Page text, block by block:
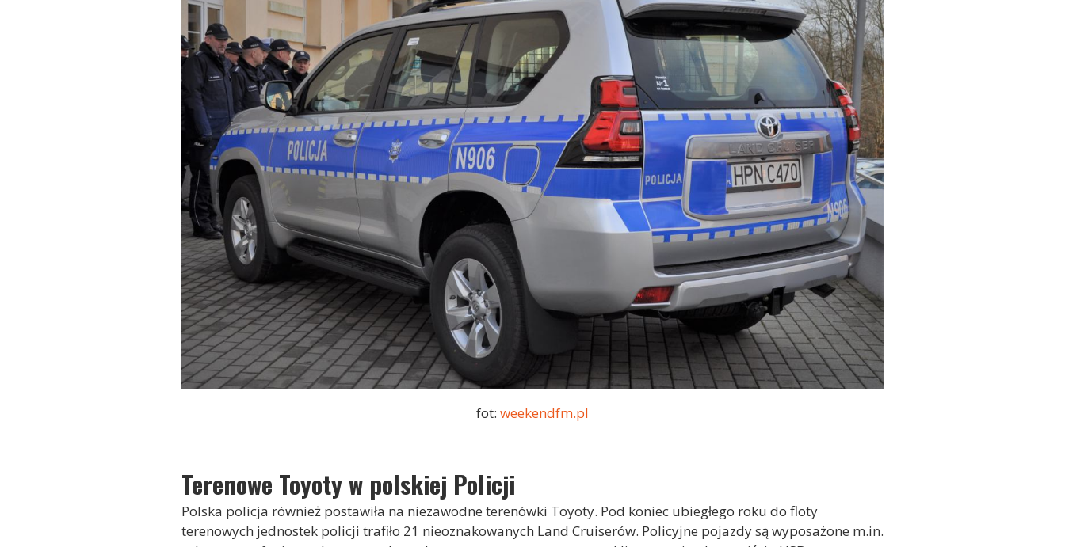
fot: weekendfm.pl
Terenowe Toyoty w polskiej Policji
Polska policja również postawiła na niezawodne terenówki Toyoty. Pod koniec ubiegłego roku do floty
terenowych jednostek policji trafiło 21 nieoznakowanych Land Cruiserów. Policyjne pojazdy są wyposażone m.in.